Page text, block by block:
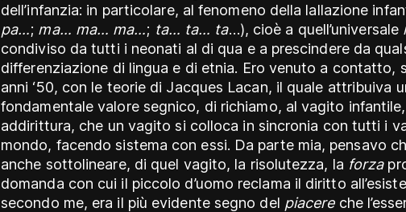
dell’infanzia: in particolare, al fenomeno della lallazione
pa…; ma… ma… ma…; ta… ta… ta…), cioè a quell’universale
condiviso da tutti i neonati al di qua e a prescindere da
differenziazione di lingua e di etnia. Ero venuto a contatto,
anni ‘50, con le teorie di Jacques Lacan, il quale attribuiva
fondamentale valore segnico, di richiamo, al vagito
addirittura, che un vagito si colloca in sincronia con tutti i
mondo, facendo sistema con essi. Da parte mia, pensavo
anche sottolineare, di quel vagito, la risolutezza, la forza
domanda con cui il piccolo d’uomo reclama il diritto
secondo me, era il più evidente segno del piacereche